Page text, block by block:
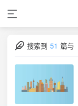
搜索到 51 篇与